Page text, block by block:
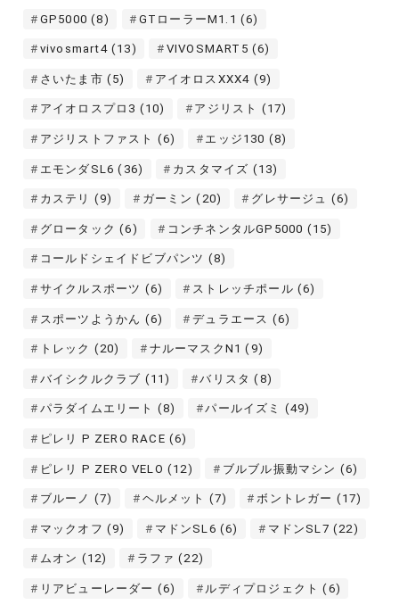
GP5000 (8) GTローラーM1.1 (6)
vivosmart4(13) VIVOSMART5 (6)
さいたま市 (5) アイオロスXXX4 (9)
アイオロスプロ3 (10) アジリスト (17)
アジリストファスト (6) エッジ130 (8)
エモンダSL6 (36) カスタマイズ (13)
カステリ (9) ガーミン (20) グレサージュ (6)
グロータック (6) コンチネンタルGP5000 (15)
コールドシェイドビブパンツ (8)
サイクルスポーツ (6) ストレッチポール (6)
スポーツようかん (6) デュラエース (6)
トレック (20) ナルーマスクN1 (9)
バイシクルクラブ (11) バリスタ (8)
パラダイムエリート (8) パールイズミ (49)
ピレリ P ZERO RACE (6)
ピレリ P ZERO VELO (12) ブルブル振動マシン (6)
ブルーノ (7) ヘルメット (7) ボントレガー (17)
マックオフ (9) マドンSL6 (6) マドンSL7 (22)
ムオン (12) ラファ (22)
リアビューレーダー (6) ルディプロジェクト (6)